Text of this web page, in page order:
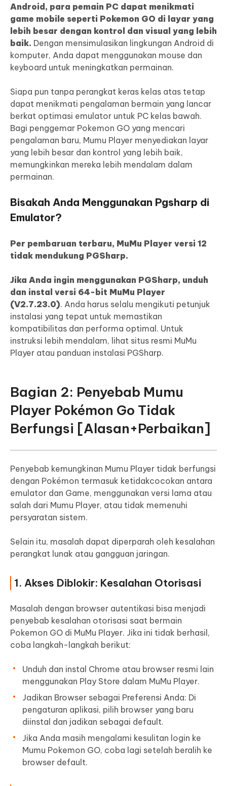
Android, para pemain PC dapat menikmati
game mobile seperti Pokemon GO di layar yang
lebih besar dengan kontrol dan visual yang lebih
baik. Dengan mensimulasikan lingkungan Android di
komputer, Anda dapat menggunakan mouse dan
keyboard untuk meningkatkan permainan.
Siapa pun tanpa perangkat keras kelas atas tetap
dapat menikmati pengalaman bermain yang lancar
berkat optimasi emulator untuk PC kelas bawah.
Bagi penggemar Pokemon GO yang mencari
pengalaman baru, Mumu Player menyediakan layar
yang lebih besar dan kontrol yang lebih baik,
memungkinkan mereka lebih mendalam dalam
permainan.
Bisakah Anda Menggunakan Pgsharp di
Emulator?
Per pembaruan terbaru, MuMu Player versi 12
tidak mendukung PGSharp.
Jika Anda ingin menggunakan PGSharp, unduh
dan instal versi 64-bit MuMu Player
(V2.7.23.0). Anda harus selalu mengikuti petunjuk
instalasi yang tepat untuk memastikan
kompatibilitas dan performa optimal. Untuk
instruksi lebih mendalam, lihat situs resmi MuMu
Player atau panduan instalasi PGSharp.
Bagian 2: Penyebab Mumu
Player Pokémon Go Tidak
Berfungsi [Alasan+Perbaikan]
Penyebab kemungkinan Mumu Player tidak berfungsi
dengan Pokémon termasuk ketidakcocokan antara
emulator dan Game, menggunakan versi lama atau
salah dari Mumu Player, atau tidak memenuhi
persyaratan sistem.
Selain itu, masalah dapat diperparah oleh kesalahan
perangkat lunak atau gangguan jaringan.
1. Akses Diblokir: Kesalahan Otorisasi
Masalah dengan browser autentikasi bisa menjadi
penyebab kesalahan otorisasi saat bermain
Pokemon GO di MuMu Player. Jika ini tidak berhasil,
coba langkah-langkah berikut:
Unduh dan instal Chrome atau browser resmi lain
menggunakan Play Store dalam MuMu Player.
Jadikan Browser sebagai Preferensi Anda: Di
pengaturan aplikasi, pilih browser yang baru
diinstal dan jadikan sebagai default.
Jika Anda masih mengalami kesulitan login ke
Mumu Pokemon GO, coba lagi setelah beralih ke
browser default.